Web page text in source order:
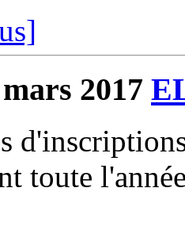
2017
toute